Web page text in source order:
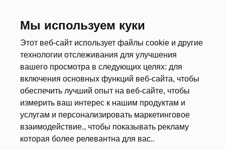
Мы используем куки
Этот веб-сайт использует файлы cookie и другие
технологии отслеживания для улучшения
вашего просмотра в следующих целях: для
включения основных функций веб-сайта, чтобы
обеспечить лучший опыт на веб-сайте, чтобы
измерить ваш интерес к нашим продуктам и
услугам и персонализировать маркетинговое
взаимодействие., чтобы показывать рекламу
которая более релевантна для вас..
Новости рынка труда
Анкета
Калькулятор дат
Документы